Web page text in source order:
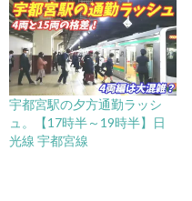
宇都宮駅の夕方通勤ラッシ
ュ。【17時半～19時半】日
光線 宇都宮線